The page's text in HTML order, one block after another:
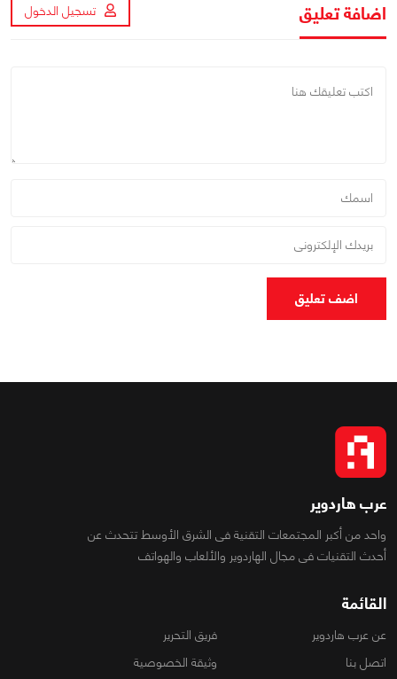
اضافة تعليق تسجيل الدخول
اضف تعليق
عرب هاردوير
واحد من أكبر المجتمعات التقنية فى الشرق الأوسط تتحدث عن
أحدث التقنيات فى مجال الهاردوير والألعاب والهواتف
القائمة
عن عرب هاردوير
فريق التحرير
اتصل بنا
وثيقة الخصوصية